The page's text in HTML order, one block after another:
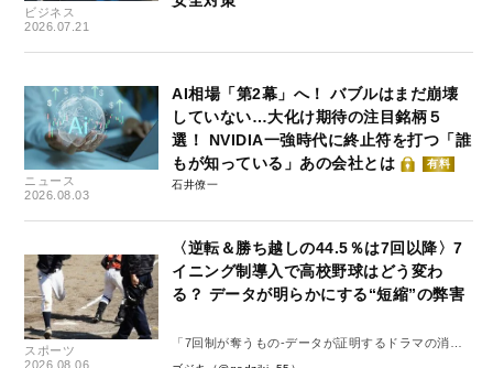
ビジネス
2026.07.21
ニュース
2026.08.03
AI相場「第2幕」へ！ バブルはまだ崩壊
していない…大化け期待の注目銘柄５
選！ NVIDIA一強時代に終止符を打つ「誰
もが知っている」あの会社とは
有料
石井僚一
スポーツ
2026.08.06
〈逆転＆勝ち越しの44.5％は7回以降〉7
イニング制導入で高校野球はどう変わ
る？ データが明らかにする“短縮”の弊害
「7回制が奪うもの-データが証明するドラマの消
失-」